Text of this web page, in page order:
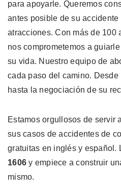
para apoyarle. Queremos
antes posible de su accidente
atracciones. Con más de 100
nos comprometemos a
su vida. Nuestro equipo de
cada paso del camino.
hasta la negociación de su
Estamos orgullosos de servir
sus casos de accidentes de
gratuitas en inglés y español.
1606 y empiece a construir
mismo.